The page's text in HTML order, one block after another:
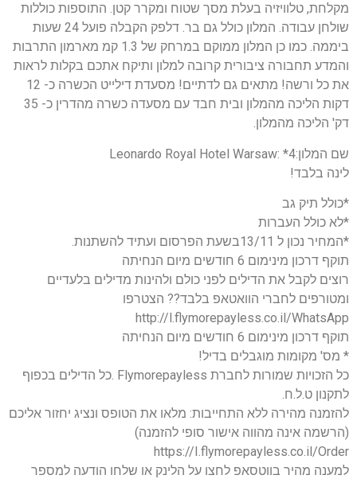
מקלחת, טלוויזיה בעלת מסך שטוח ומקרר קטן. התוספות כוללות
שולחן עבודה. המלון כולל גם בר. דלפק הקבלה פועל 24 שעות
ביממה. כמו כן המלון ממוקם במרחק של 1.3 קמ מארמון התרבות
והמדע תחבורה ציבורית קרובה למלון ותיקח אתכם בקלות לראות
את כל ורשה! מתאים גם לדתיים! מסעדת דילייט הכשרה כ- 12
דקות הליכה מהמלון ובית חבד עם מסעדה כשרה מהדרין כ- 35
דק' הליכה מהמלון.
שם המלון:4* :Leonardo Royal Hotel Warsaw
לינה בלבד!
*כולל תיק גב
*לא כולל העברות
*המחיר נכון ל 13/11בשעת הפרסום ועתיד להשתנות.
תוקף דרכון מינימום 6 חודשים מיום הנחיתה
רוצים לקבל את הדילים לפני כולם ולהינות מדילים בלעדיים
ומטורפים לחברי הוואטאפ בלבד?? הצטרפו
http://l.flymorepayless.co.il/WhatsApp
תוקף דרכון מינימום 6 חודשים מיום הנחיתה
* מס' מקומות מוגבלים בדיל!
כל הזכויות שמורות לחברת Flymorepayless .כל הדילים בכפוף
לתקנון ט.ל.ח.
להזמנה מהירה ללא התחייבות: מלאו את הטופס ונציג יחזור אליכם
(הרשמה אינה מהווה אישור סופי להזמנה)
https://I.flymorepayless.co.il/Order
למענה מהיר בווטסאפ לחצו על הלינק או שלחו הודעה למספר